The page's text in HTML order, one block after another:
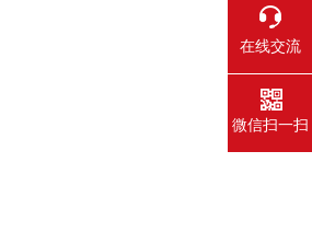
在线交流
微信扫一扫